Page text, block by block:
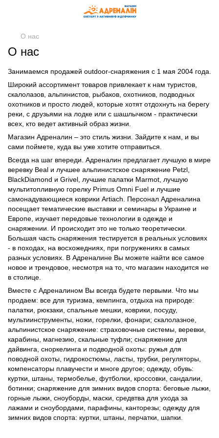
О нас
О нас
Занимаемся продажей outdoor-снаряжения с 1 мая 2004 года.
Широкий ассортимент товаров привлекает к нам туристов,
скалолазов, альпинистов, рыбаков, охотников, подводных
охотников и просто людей, которые хотят отдохнуть на берегу
реки, с друзьями на лодке или с шашлычком - практически
всех, кто ведет активный образ жизни.
Магазин Адреналин – это стиль жизни. Зайдите к нам, и вы
сами поймете, куда вы уже хотите отправиться.
Всегда на шаг впереди. Адреналин предлагает лучшую в мире
веревку Beal и лучшее альпинистское снаряжение Petzl,
BlackDiamond и Grivel, лучшие палатки Marmot, лучшую
мультитопливную горелку Primus Omni Fuel и лучшие
самонадувающиеся коврики Artiach. Персонал Адреналина
посещает тематические выставки и семинары в Украине и
Европе, изучает передовые технологии в одежде и
снаряжении. И происходит это не только теоретически.
Большая часть снаряжения тестируется в реальных условиях
- в походах, на восхожедниях, при погружениях в самых
разных условиях. В Адреналине Вы можете найти все самое
новое и трендовое, несмотря на то, что магазин находится не
в столице.
Вместе с Адреналином Вы всегда будете первыми. Что мы
продаем: все для туризма, кемпинга, отдыха на природе:
палатки, рюкзаки, спальные мешки, коврики, посуду,
мультиинструменты, ножи, горелки, фонари; скалолазное,
альпинистское снаряжение: страховочные системы, веревки,
карабины, магнезию, скальные туфли; снаряжение для
дайвинга, сноркелинга и подводной охоты: ружья для
поводной охоты, гидрокостюмы, ласты, трубки, регуляторы,
компенсаторы плавучести и многе другое; одежду, обувь:
куртки, штаны, термобелье, футболки, кроссовки, сандалии,
ботинки; снаряжение для зимних видов спорта: беговые лыжи,
горные лыжи, сноуборды, маски, средвтва для ухода за
лажами и сноубордами, парафины, канторезы; одежду для
зимних видов спорта: куртки, штаны, перчатки, шапки.